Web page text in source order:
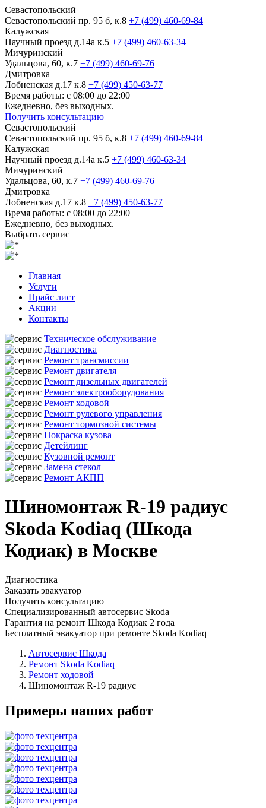
Севастопольский
Севастопольский пр. 95 б, к.8 +7 (499) 460-69-84
Калужская
Научный проезд д.14а к.5 +7 (499) 460-63-34
Мичуринский
Удальцова, 60, к.7 +7 (499) 460-69-76
Дмитровка
Лобненская д.17 к.8 +7 (499) 450-63-77
Время работы: с 08:00 до 22:00
Ежедневно, без выходных.
Получить консультацию
Севастопольский
Севастопольский пр. 95 б, к.8 +7 (499) 460-69-84
Калужская
Научный проезд д.14а к.5 +7 (499) 460-63-34
Мичуринский
Удальцова, 60, к.7 +7 (499) 460-69-76
Дмитровка
Лобненская д.17 к.8 +7 (499) 450-63-77
Время работы: с 08:00 до 22:00
Ежедневно, без выходных.
Выбрать сервис
Главная
Услуги
Прайс лист
Акции
Контакты
Техническое обслуживание
Диагностика
Ремонт трансмиссии
Ремонт двигателя
Ремонт дизельных двигателей
Ремонт электрооборудования
Ремонт ходовой
Ремонт рулевого управления
Ремонт тормозной системы
Покраска кузова
Детейлинг
Кузовной ремонт
Замена стекол
Ремонт АКПП
Шиномонтаж R-19 радиус
Skoda Kodiaq (Шкода
Кодиак) в Москве
Диагностика
Заказать эвакуатор
Получить консультацию
Специализированный автосервис Skoda
Гарантия на ремонт Шкода Кодиак 2 года
Бесплатный эвакуатор при ремонте Skoda Kodiaq
Автосервис Шкода
Ремонт Skoda Kodiaq
Ремонт ходовой
Шиномонтаж R-19 радиус
Примеры наших работ